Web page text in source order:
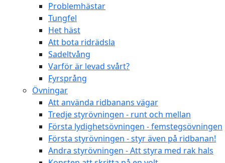
Problemhästar
Tungfel
Het häst
Att bota ridrädsla
Sadeltvång
Varför är levad svårt?
Fyrsprång
Övningar
Att använda ridbanans vägar
Tredje styrövningen - runt och mellan
Första lydighetsövningen - femstegsövningen
Första styrövningen - styr även på ridbanan!
Andra styrövningen - Att styra med rak hals